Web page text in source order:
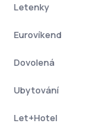
Letenky
Eurovíkend
Dovolená
Ubytování
Let+Hotel